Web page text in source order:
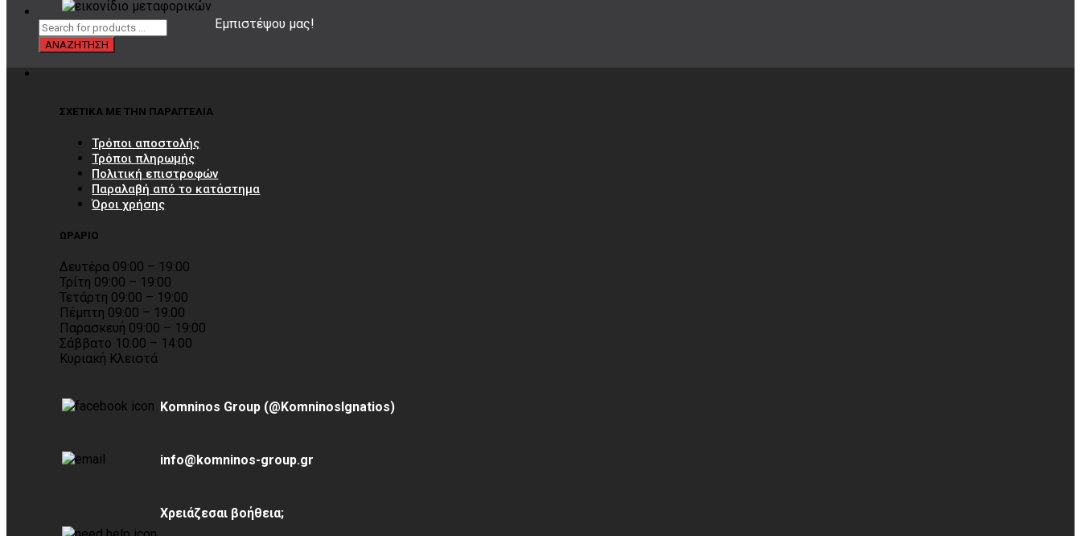
Εμπιστέψου μας!
ΣΧΕΤΙΚΑ ΜΕ ΤΗΝ ΠΑΡΑΓΓΕΛΙΑ
Τρόποι αποστολής
Τρόποι πληρωμής
Πολιτική επιστροφών
Παραλαβή από το κατάστημα
Όροι χρήσης
ΩΡΑΡΙΟ
Δευτέρα 09:00 – 19:00
Τρίτη 09:00 – 19:00
Τετάρτη 09:00 – 19:00
Πέμπτη 09:00 – 19:00
Παρασκευή 09:00 – 19:00
Σάββατο 10:00 – 14:00
Κυριακή Κλειστά
Komninos Group (@KomninosIgnatios)
info@komninos-group.gr
Χρειάζεσαι βοήθεια;